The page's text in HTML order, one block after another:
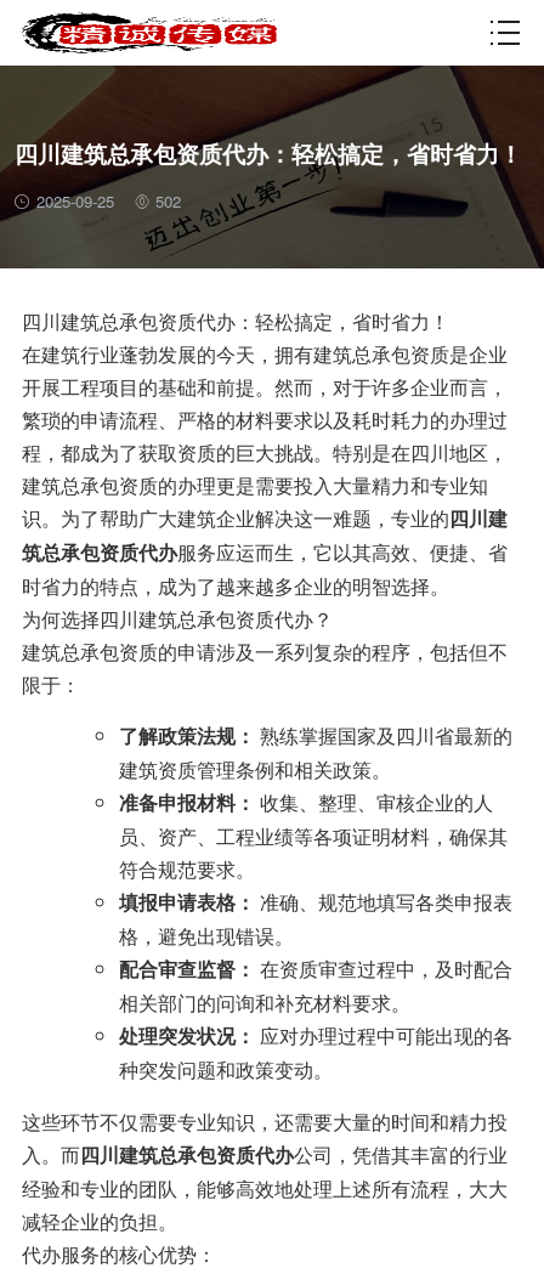
资质许可
四川建筑总承包资质代办：轻松搞定，省时省力！
2025-09-25 502
四川建筑总承包资质代办：轻松搞定，省时省力！
在建筑行业蓬勃发展的今天，拥有建筑总承包资质是企业
开展工程项目的基础和前提。然而，对于许多企业而言，
繁琐的申请流程、严格的材料要求以及耗时耗力的办理过
程，都成为了获取资质的巨大挑战。特别是在四川地区，
建筑总承包资质的办理更是需要投入大量精力和专业知
识。为了帮助广大建筑企业解决这一难题，专业的四川建
筑总承包资质代办服务应运而生，它以其高效、便捷、省
时省力的特点，成为了越来越多企业的明智选择。
为何选择四川建筑总承包资质代办？
建筑总承包资质的申请涉及一系列复杂的程序，包括但不
限于：
了解政策法规： 熟练掌握国家及四川省最新的
建筑资质管理条例和相关政策。
准备申报材料： 收集、整理、审核企业的人
员、资产、工程业绩等各项证明材料，确保其
符合规范要求。
填报申请表格： 准确、规范地填写各类申报表
格，避免出现错误。
配合审查监督： 在资质审查过程中，及时配合
相关部门的问询和补充材料要求。
处理突发状况： 应对办理过程中可能出现的各
种突发问题和政策变动。
这些环节不仅需要专业知识，还需要大量的时间和精力投
入。而四川建筑总承包资质代办公司，凭借其丰富的行业
经验和专业的团队，能够高效地处理上述所有流程，大大
减轻企业的负担。
代办服务的核心优势：